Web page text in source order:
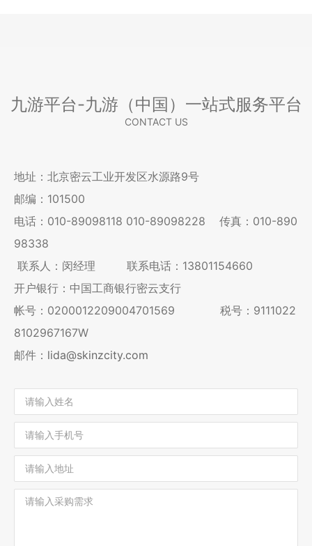
九游平台-九游（中国）一站式服务平台
CONTACT US
地址：北京密云工业开发区水源路9号
邮编：101500
电话： 010-89098118 010-89098228 传真：010-890
98338
联系人：闵经理 联系电话：13801154660
开户银行：中国工商银行密云支行
帐号：0200012209004701569 税号：9111022
8102967167W
邮件： lida@skinzcity.com